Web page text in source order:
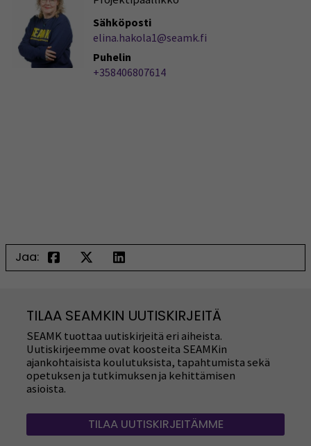
Sähköposti
elina.hakola1@seamk.fi
Puhelin
+358406807614
Jaa:
TILAA SEAMKIN UUTISKIRJEITÄ
SEAMK tuottaa uutiskirjeitä eri aiheista.
Uutiskirjeemme ovat koosteita SEAMKin
ajankohtaisista koulutuksista, tapahtumista sekä
opetuksen ja tutkimuksen ja kehittämisen
asioista.
TILAA UUTISKIRJEITÄMME